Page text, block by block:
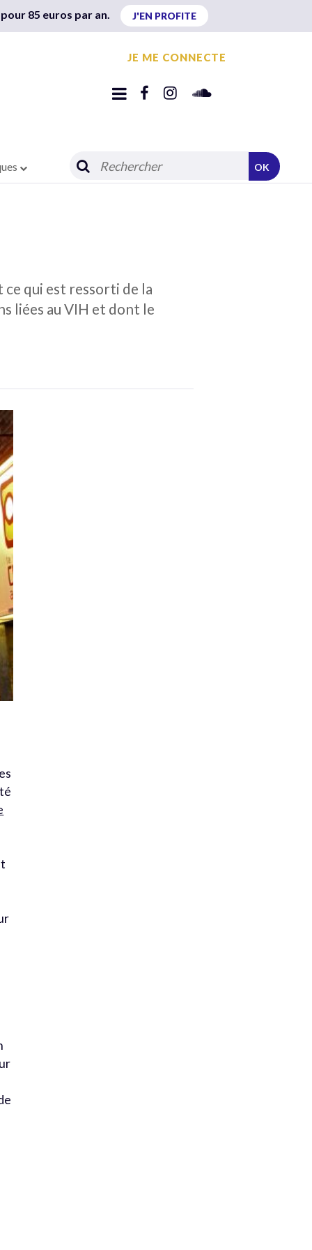
85 euros par an. J'EN PROFITE
JE ME CONNECTE
OK
ce qui est ressorti de la
liées au VIH et dont le